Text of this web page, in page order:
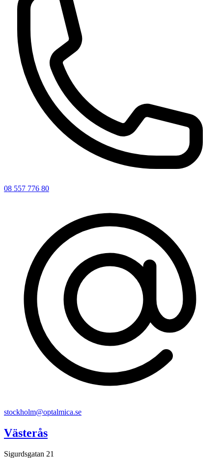
08 557 776 80
stockholm@optalmica.se
Västerås
Sigurdsgatan 21